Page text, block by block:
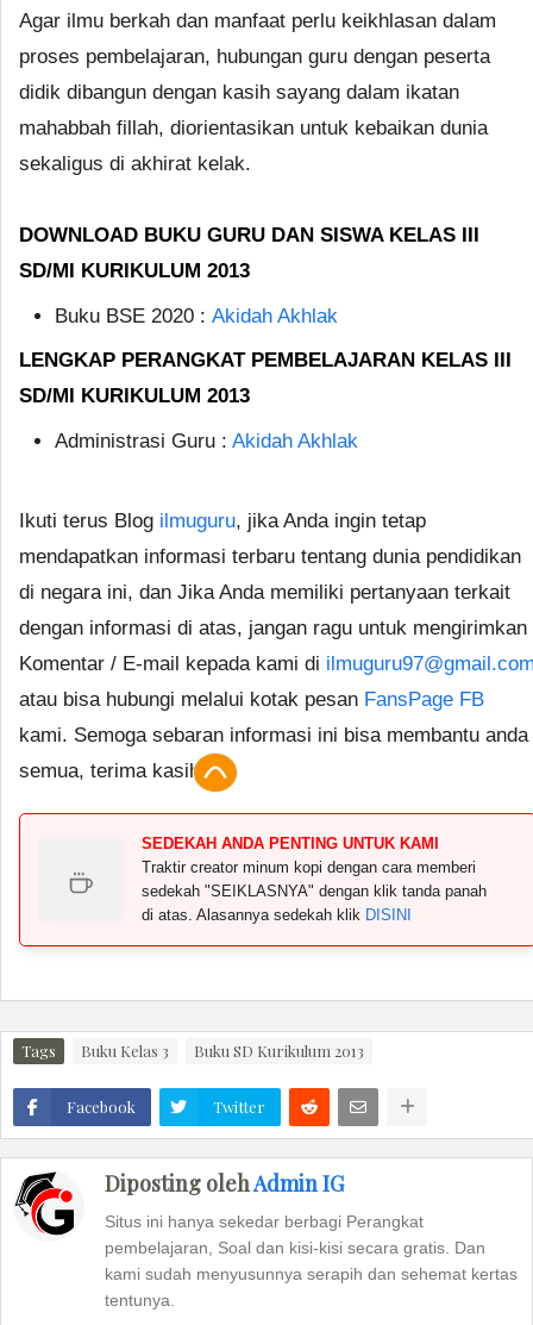
Agar ilmu berkah dan manfaat perlu keikhlasan dalam
proses pembelajaran, hubungan guru dengan peserta
didik dibangun dengan kasih sayang dalam ikatan
mahabbah fillah, diorientasikan untuk kebaikan dunia
sekaligus di akhirat kelak.
DOWNLOAD BUKU GURU DAN SISWA KELAS III
SD/MI KURIKULUM 2013
Buku BSE 2020 : Akidah Akhlak
LENGKAP PERANGKAT PEMBELAJARAN KELAS III
SD/MI KURIKULUM 2013
Administrasi Guru : Akidah Akhlak
Ikuti terus Blog ilmuguru, jika Anda ingin tetap
mendapatkan informasi terbaru tentang dunia pendidikan
di negara ini, dan Jika Anda memiliki pertanyaan terkait
dengan informasi di atas, jangan ragu untuk mengirimkan
Komentar / E-mail kepada kami di
atau bisa hubungi melalui kotak pesan FansPage FB
kami. Semoga sebaran informasi ini bisa membantu anda
semua, terima kasih.
SEDEKAH ANDA PENTING UNTUK KAMI
Traktir creator minum kopi dengan cara memberi
sedekah "SEIKLASNYA" dengan klik tanda panah
di atas. Alasannya sedekah klik DISINI
Tags Buku Kelas 3 Buku SD Kurikulum 2013
Facebook Twitter
Diposting olehAdmin IG
Situs ini hanya sekedar berbagi Perangkat
pembelajaran, Soal dan kisi-kisi secara gratis. Dan
kami sudah menyusunnya serapih dan sehemat kertas
tentunya.